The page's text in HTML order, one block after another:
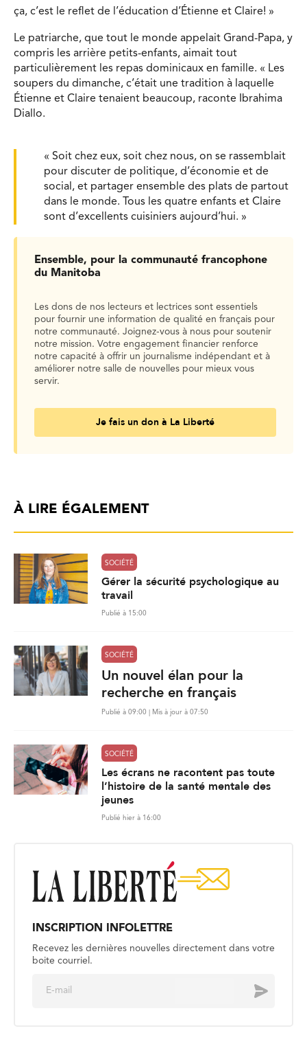
ça, c’est le reflet de l’éducation d’Étienne et Claire! »
Le patriarche, que tout le monde appelait Grand-Papa, y
compris les arrière petits-enfants, aimait tout
particulièrement les repas dominicaux en famille. « Les
soupers du dimanche, c’était une tradition à laquelle
Étienne et Claire tenaient beaucoup, raconte Ibrahima
Diallo.
« Soit chez eux, soit chez nous, on se rassemblait
pour discuter de politique, d’économie et de
social, et partager ensemble des plats de partout
dans le monde. Tous les quatre enfants et Claire
sont d’excellents cuisiniers aujourd’hui. »
Ensemble, pour la communauté francophone
du Manitoba
Les dons de nos lecteurs et lectrices sont essentiels
pour fournir une information de qualité en français pour
notre communauté. Joignez-vous à nous pour soutenir
notre mission. Votre engagement financier renforce
notre capacité à offrir un journalisme indépendant et à
améliorer notre salle de nouvelles pour mieux vous
servir.
Je fais un don à La Liberté
À LIRE ÉGALEMENT
SOCIÉTÉ
Gérer la sécurité psychologique au
travail
Publié à 15:00
SOCIÉTÉ
Un nouvel élan pour la
recherche en français
Publié à 09:00 | Mis à jour à 07:50
SOCIÉTÉ
Les écrans ne racontent pas toute
l’histoire de la santé mentale des
jeunes
Publié hier à 16:00
INSCRIPTION INFOLETTRE
Recevez les dernières nouvelles directement dans votre
boite courriel.
Envoyer